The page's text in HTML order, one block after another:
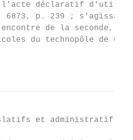
déclaratif d'utilité
n° 6873, p. 239 ;
de la seconde,
du technopôle de
et administratifs